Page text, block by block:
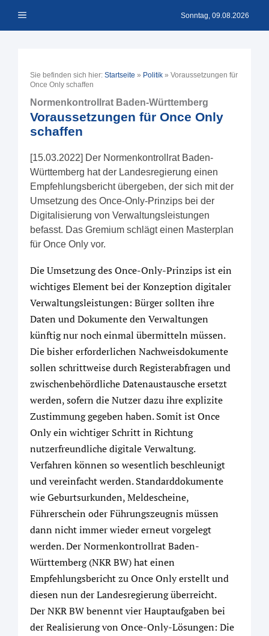
Inhalt Menü Sonntag, 09.08.2026
Sie befinden sich hier: Startseite » Politik » Voraussetzungen für
Once Only schaffen
Normenkontrollrat Baden-Württemberg
Voraussetzungen für Once Only
schaffen
[15.03.2022] Der Normenkontrollrat Baden-
Württemberg hat der Landesregierung einen
Empfehlungsbericht übergeben, der sich mit der
Umsetzung des Once-Only-Prinzips bei der
Digitalisierung von Verwaltungsleistungen
befasst. Das Gremium schlägt einen Masterplan
für Once Only vor.
Die Umsetzung des Once-Only-Prinzips ist ein
wichtiges Element bei der Konzeption digitaler
Verwaltungsleistungen: Bürger sollten ihre
Daten und Dokumente den Verwaltungen
künftig nur noch einmal übermitteln müssen.
Die bisher erforderlichen Nachweisdokumente
sollen schrittweise durch Registerabfragen und
zwischenbehördliche Datenaustausche ersetzt
werden, sofern die Nutzer dazu ihre explizite
Zustimmung gegeben haben. Somit ist Once
Only ein wichtiger Schritt in Richtung
nutzerfreundliche digitale Verwaltung.
Verfahren können so wesentlich beschleunigt
und vereinfacht werden. Standarddokumente
wie Geburtsurkunden, Meldescheine,
Führerschein oder Führungszeugnis müssen
dann nicht immer wieder erneut vorgelegt
werden. Der Normenkontrollrat Baden-
Württemberg (NKR BW) hat einen
Empfehlungsbericht zu Once Only erstellt und
diesen nun der Landesregierung überreicht.
Der NKR BW benennt vier Hauptaufgaben bei
der Realisierung von Once-Only-Lösungen: Die